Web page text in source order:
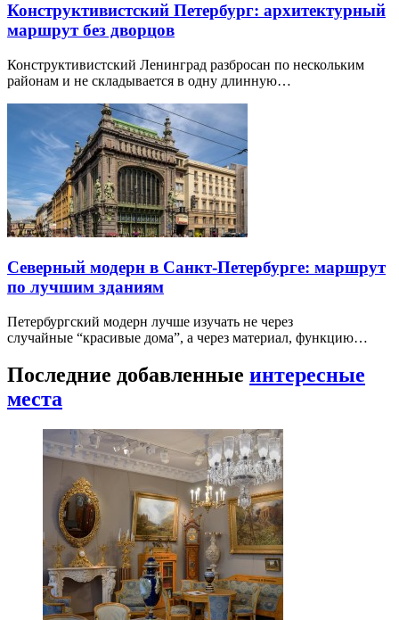
Конструктивистский Петербург: архитектурный
маршрут без дворцов
Конструктивистский Ленинград разбросан по нескольким
районам и не складывается в одну длинную…
Северный модерн в Санкт-Петербурге: маршрут
по лучшим зданиям
Петербургский модерн лучше изучать не через
случайные “красивые дома”, а через материал, функцию…
Последние добавленные интересные
места